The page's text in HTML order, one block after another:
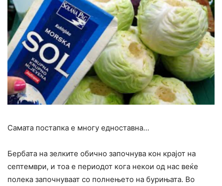
Самата постапка е многу едноставна…
Бербата на зелките обично започнува кон крајот на
септември, и тоа е периодот кога некои од нас веќе
полека започнуваат со полнењето на бурињата. Во